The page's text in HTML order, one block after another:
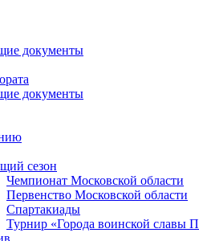
документы
документы
сезон
Чемпионат Московской области
Первенство Московской области
Спартакиады
Турнир «Города воинской славы